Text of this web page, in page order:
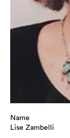
Name
Lise Zambelli